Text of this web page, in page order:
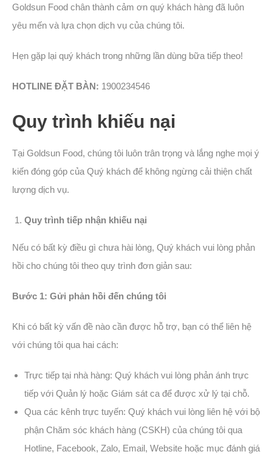
Goldsun Food chân thành cảm ơn quý khách hàng đã luôn
yêu mến và lựa chọn dịch vụ của chúng tôi.
Hẹn gặp lại quý khách trong những lần dùng bữa tiếp theo!
HOTLINE ĐẶT BÀN: 1900234546
Quy trình khiếu nại
Tại Goldsun Food, chúng tôi luôn trân trọng và lắng nghe mọi ý
kiến đóng góp của Quý khách để không ngừng cải thiện chất
lượng dịch vụ.
Quy trình tiếp nhận khiếu nại
Nếu có bất kỳ điều gì chưa hài lòng, Quý khách vui lòng phản
hồi cho chúng tôi theo quy trình đơn giản sau:
Bước 1: Gửi phản hồi đến chúng tôi
Khi có bất kỳ vấn đề nào cần được hỗ trợ, bạn có thể liên hệ
với chúng tôi qua hai cách:
Trực tiếp tại nhà hàng: Quý khách vui lòng phản ánh trực
tiếp với Quản lý hoặc Giám sát ca để được xử lý tại chỗ.
Qua các kênh trực tuyến: Quý khách vui lòng liên hệ với bộ
phận Chăm sóc khách hàng (CSKH) của chúng tôi qua
Hotline, Facebook, Zalo, Email, Website hoặc mục đánh giá